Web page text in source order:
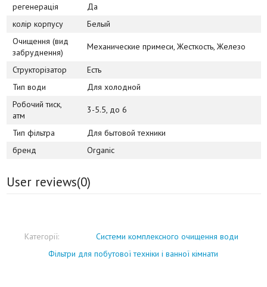
регенерація
Да
колір корпусу
Белый
Очищення (вид
забруднення)
Механические примеси, Жесткость, Железо
Структорізатор
Есть
Тип води
Для холодной
Робочий тиск,
атм
3-5.5, до 6
Тип фільтра
Для бытовой техники
бренд
Organic
User reviews(0)
Категорії:
Системи комплексного очищення води
Фільтри для побутової техніки і ванної кімнати